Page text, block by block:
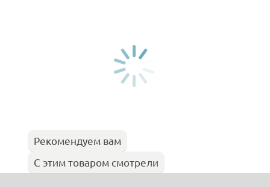
Рекомендуем вам
С этим товаром смотрели